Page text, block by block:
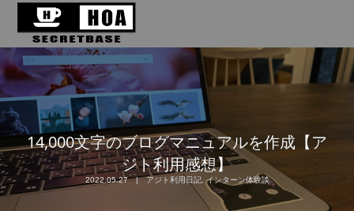
14,000文字のブログマニュアルを作成【ア
ジト利用感想】
2022.05.27 アジト利用日記 ,インターン体験談